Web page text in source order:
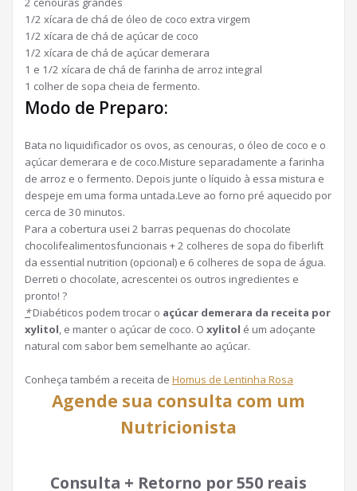
1/2 xícara de chá de óleo de coco extra virgem
1/2 xícara de chá de açúcar de coco
1/2 xícara de chá de açúcar demerara
1 e 1/2 xícara de chá de farinha de arroz integral
1 colher de sopa cheia de fermento.
Modo de Preparo:
Bata no liquidificador os ovos, as cenouras, o óleo de coco e o
açúcar demerara e de coco.Misture separadamente a farinha
de arroz e o fermento. Depois junte o líquido à essa mistura e
despeje em uma forma untada.Leve ao forno pré aquecido por
cerca de 30 minutos.
Para a cobertura usei 2 barras pequenas do chocolate
chocolifealimentosfuncionais + 2 colheres de sopa do fiberlift
da essential nutrition (opcional) e 6 colheres de sopa de água.
Derreti o chocolate, acrescentei os outros ingredientes e
pronto! ?
*Diabéticos podem trocar o açúcar demerara da receita por
xylitol, e manter o açúcar de coco. O xylitol é um adoçante
natural com sabor bem semelhante ao açúcar.
Conheça também a receita de Homus de Lentinha Rosa
Agende sua consulta com um
Nutricionista
Consulta + Retorno por 550 reais